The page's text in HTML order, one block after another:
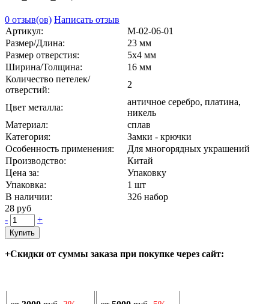
0 отзыв(ов) Написать отзыв
Артикул:
М-02-06-01
Размер/Длина:
23 мм
Размер отверстия:
5х4 мм
Ширина/Толщина:
16 мм
Количество петелек/
отверстий:
2
Цвет металла:
античное серебро, платина,
никель
Материал:
сплав
Категория:
Замки - крючки
Особенность применения:
Для многорядных украшений
Производство:
Китай
Цена за:
Упаковку
Упаковка:
1 шт
В наличии:
326 набор
28 руб
-
+
Купить
+Скидки от суммы заказа при покупке через сайт: